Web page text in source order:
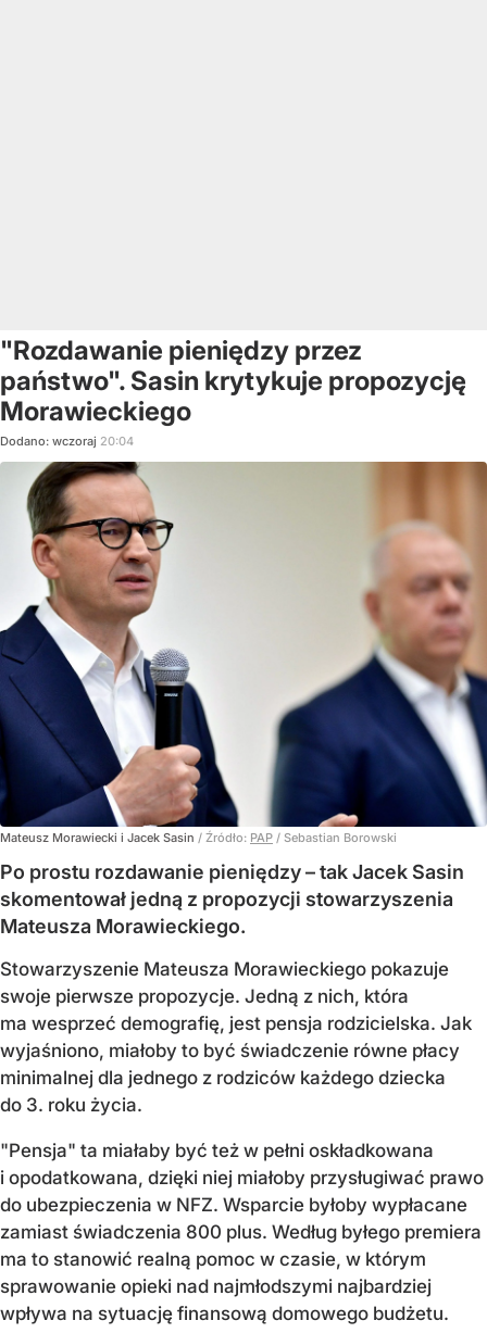
"Rozdawanie pieniędzy przez
państwo". Sasin krytykuje propozycję
Morawieckiego
Dodano: wczoraj 20:04
Mateusz Morawiecki i Jacek Sasin / Źródło: PAP / Sebastian Borowski
Po prostu rozdawanie pieniędzy – tak Jacek Sasin
skomentował jedną z propozycji stowarzyszenia
Mateusza Morawieckiego.
Stowarzyszenie Mateusza Morawieckiego pokazuje
swoje pierwsze propozycje. Jedną z nich, która
ma wesprzeć demografię, jest pensja rodzicielska. Jak
wyjaśniono, miałoby to być świadczenie równe płacy
minimalnej dla jednego z rodziców każdego dziecka
do 3. roku życia.
"Pensja" ta miałaby być też w pełni oskładkowana
i opodatkowana, dzięki niej miałoby przysługiwać prawo
do ubezpieczenia w NFZ. Wsparcie byłoby wypłacane
zamiast świadczenia 800 plus. Według byłego premiera
ma to stanowić realną pomoc w czasie, w którym
sprawowanie opieki nad najmłodszymi najbardziej
wpływa na sytuację finansową domowego budżetu.